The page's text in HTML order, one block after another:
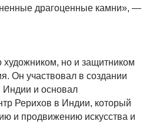
драгоценные камни», —
художником, но и защитником
Он участвовал в создании
Индии и основал
Рерихов в Индии, который
и продвижению искусства и